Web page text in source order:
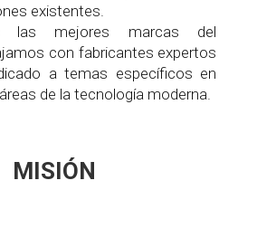
existentes.
las mejores marcas del
con fabricantes expertos
a temas específicos en
de la tecnología moderna.
MISIÓN